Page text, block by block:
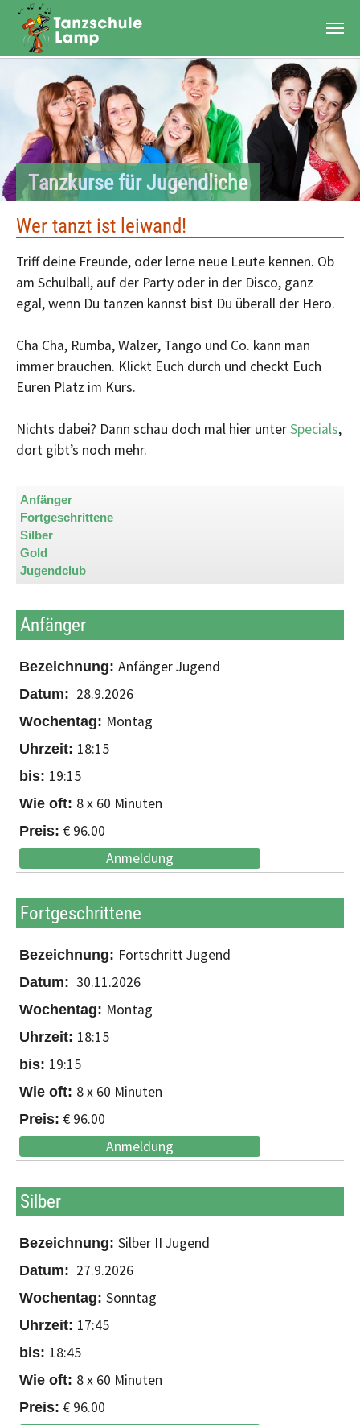
Zum Hauptinhalt springen
Tanzkurse für Jugendliche
Wer tanzt ist leiwand!
Triff deine Freunde, oder lerne neue Leute kennen. Ob
am Schulball, auf der Party oder in der Disco, ganz
egal, wenn Du tanzen kannst bist Du überall der Hero.
Cha Cha, Rumba, Walzer, Tango und Co. kann man
immer brauchen. Klickt Euch durch und checkt Euch
Euren Platz im Kurs.
Nichts dabei? Dann schau doch mal hier unterSpecials,
dort gibt’s noch mehr.
Anfänger
Fortgeschrittene
Silber
Gold
Jugendclub
Anfänger
Anfänger Jugend
28.9.2026
Montag
18:15
19:15
8 x 60 Minuten
€ 96.00
Anmeldung
Fortgeschrittene
Fortschritt Jugend
30.11.2026
Montag
18:15
19:15
8 x 60 Minuten
€ 96.00
Anmeldung
Silber
Silber II Jugend
27.9.2026
Sonntag
17:45
18:45
8 x 60 Minuten
€ 96.00